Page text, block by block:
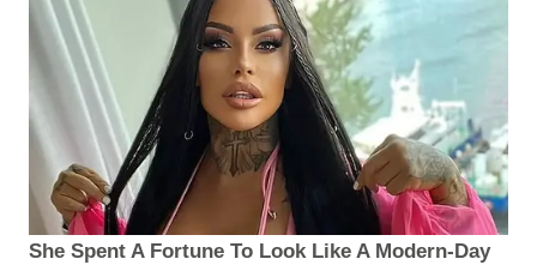
She Spent A Fortune To Look Like A Modern-Day